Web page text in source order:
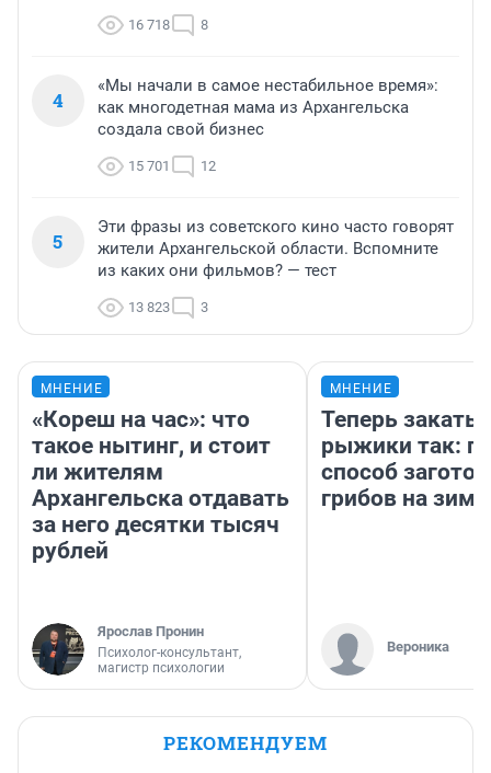
16 718 8
4
«Мы начали в самое нестабильное время»:
как многодетная мама из Архангельска
создала свой бизнес
15 701 12
5
Эти фразы из советского кино часто говорят
жители Архангельской области. Вспомните
из каких они фильмов? — тест
13 823 3
МНЕНИЕ
«Кореш на час»: что
такое нытинг, и стоит
ли жителям
Архангельска отдавать
за него десятки тысяч
рублей
Ярослав Пронин
Психолог-консультант,
магистр психологии
МНЕНИЕ
Теперь
рыжики так:
способ
грибов на зиму
Вероника
РЕКОМЕНДУЕМ